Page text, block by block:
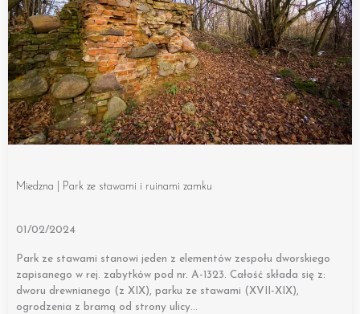
Miedzna | Park ze stawami i ruinami zamku
01/02/2024
Park ze stawami stanowi jeden z elementów zespołu dworskiego
zapisanego w rej. zabytków pod nr. A-1323. Całość składa się z:
dworu drewnianego (z XIX), parku ze stawami (XVII-XIX),
ogrodzenia z bramą od strony ulicy…